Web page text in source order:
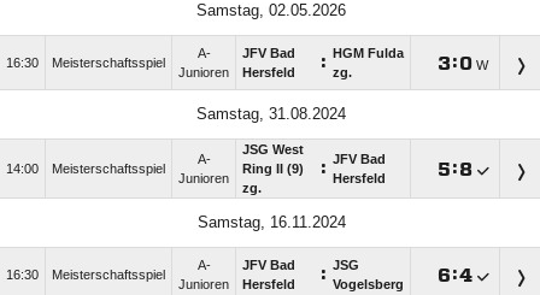
Samstag, 02.05.2026
16:30 Meisterschaftsspiel
A-
Junioren
JFV Bad
Hersfeld
:
HGM Fulda
zg.
: W
Samstag, 31.08.2024
14:00 Meisterschaftsspiel
A-
Junioren
JSG West
Ring II (9)
zg.
: JFV Bad
Hersfeld
:
Samstag, 16.11.2024
16:30 Meisterschaftsspiel
A-
Junioren
JFV Bad
Hersfeld
: JSG
Vogelsberg
: